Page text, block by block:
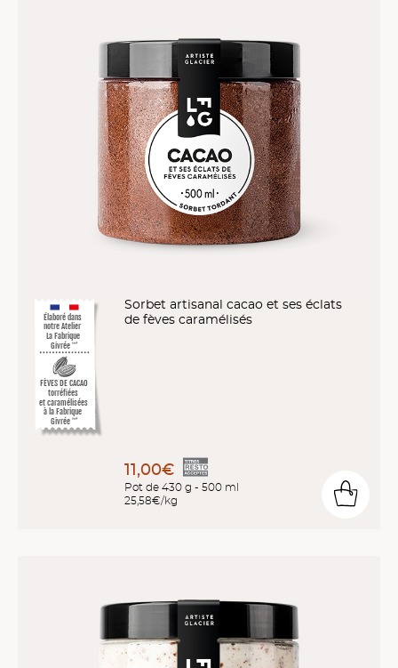
Élaboré dans
notre Atelier
La Fabrique
Givrée ™*
FÈVES DE CACAO
torréfiées
et caramélisées
à la Fabrique
Givrée ™*
Sorbet artisanal cacao et ses éclats
de fèves caramélisés
11,00€
Pot de 430 g - 500 ml
25,58€/kg